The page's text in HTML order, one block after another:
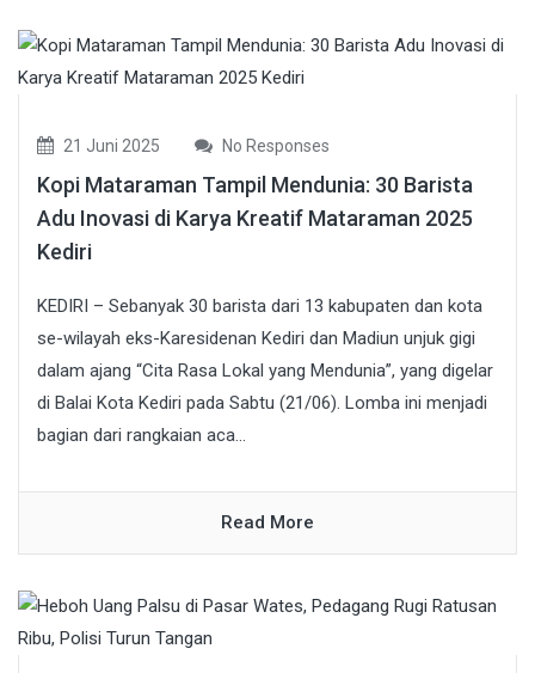
21 Juni 2025 No Responses
Kopi Mataraman Tampil Mendunia: 30 Barista
Adu Inovasi di Karya Kreatif Mataraman 2025
Kediri
KEDIRI – Sebanyak 30 barista dari 13 kabupaten dan kota
se-wilayah eks-Karesidenan Kediri dan Madiun unjuk gigi
dalam ajang “Cita Rasa Lokal yang Mendunia”, yang digelar
di Balai Kota Kediri pada Sabtu (21/06). Lomba ini menjadi
bagian dari rangkaian aca...
Read More